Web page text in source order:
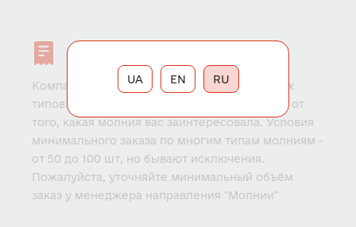
Минимальный заказ
Компания YKK изготавливает молнии разных
типов. Минимальный оптовый заказ зависит от
того, какая молния вас заинтересовала. Условия
минимального заказа по многим типам молниям -
от 50 до 100 шт, но бывают исключения.
Пожалуйста, уточняйте минимальный объём
заказ у менеджера направления "Молнии"
RU
UA EN